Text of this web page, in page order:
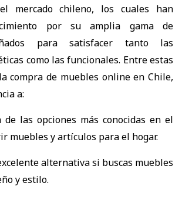
mercado chileno, los cuales han
por su amplia gama de
para satisfacer tanto las
como las funcionales. Entre estas
compra de muebles online en Chile,
a:
de las opciones más conocidas en el
muebles y artículos para el hogar.
alternativa si buscas muebles
y estilo.